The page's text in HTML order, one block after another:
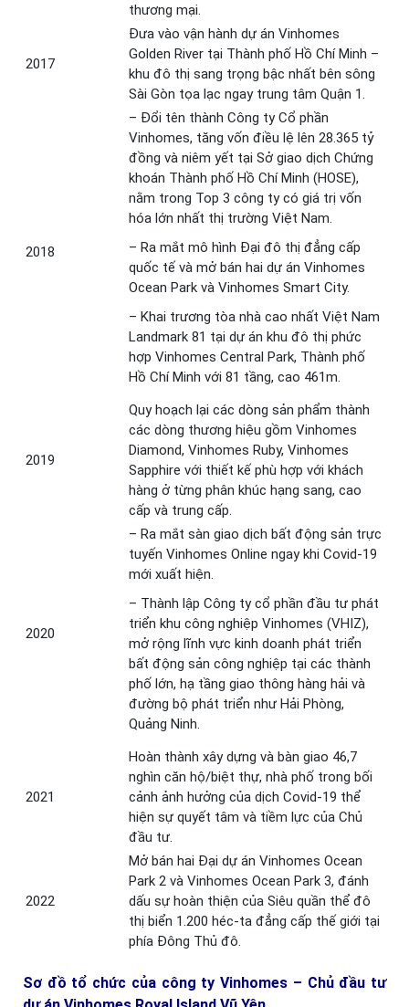
thương mại.
2017
Đưa vào vận hành dự án Vinhomes
Golden River tại Thành phố Hồ Chí Minh –
khu đô thị sang trọng bậc nhất bên sông
Sài Gòn tọa lạc ngay trung tâm Quận 1.
2018
– Đổi tên thành Công ty Cổ phần
Vinhomes, tăng vốn điều lệ lên 28.365 tỷ
đồng và niêm yết tại Sở giao dịch Chứng
khoán Thành phố Hồ Chí Minh (HOSE),
nằm trong Top 3 công ty có giá trị vốn
hóa lớn nhất thị trường Việt Nam.
– Ra mắt mô hình Đại đô thị đẳng cấp
quốc tế và mở bán hai dự án Vinhomes
Ocean Park và Vinhomes Smart City.
– Khai trương tòa nhà cao nhất Việt Nam
Landmark 81 tại dự án khu đô thị phức
hợp Vinhomes Central Park, Thành phố
Hồ Chí Minh với 81 tầng, cao 461m.
2019
Quy hoạch lại các dòng sản phẩm thành
các dòng thương hiệu gồm Vinhomes
Diamond, Vinhomes Ruby, Vinhomes
Sapphire với thiết kế phù hợp với khách
hàng ở từng phân khúc hạng sang, cao
cấp và trung cấp.
2020
– Ra mắt sàn giao dịch bất động sản trực
tuyến Vinhomes Online ngay khi Covid-19
mới xuất hiện.
– Thành lập Công ty cổ phần đầu tư phát
triển khu công nghiệp Vinhomes (VHIZ),
mở rộng lĩnh vực kinh doanh phát triển
bất động sản công nghiệp tại các thành
phố lớn, hạ tầng giao thông hàng hải và
đường bộ phát triển như Hải Phòng,
Quảng Ninh.
2021
Hoàn thành xây dựng và bàn giao 46,7
nghìn căn hộ/biệt thự, nhà phố trong bối
cảnh ảnh hưởng của dịch Covid-19 thể
hiện sự quyết tâm và tiềm lực của Chủ
đầu tư.
2022
Mở bán hai Đại dự án Vinhomes Ocean
Park 2 và Vinhomes Ocean Park 3, đánh
dấu sự hoàn thiện của Siêu quần thể đô
thị biển 1.200 héc-ta đẳng cấp thế giới tại
phía Đông Thủ đô.
Sơ đồ tổ chức của công ty Vinhomes – Chủ đầu tư